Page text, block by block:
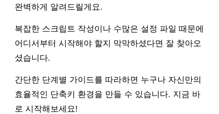
완벽하게 알려드릴게요.
복잡한 스크립트 작성이나 수많은 설정 파일 때문에
어디서부터 시작해야 할지 막막하셨다면 잘 찾아오
셨습니다.
간단한 단계별 가이드를 따라하면 누구나 자신만의
효율적인 단축키 환경을 만들 수 있습니다. 지금 바
로 시작해보세요!